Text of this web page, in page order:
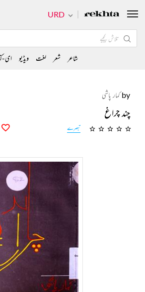
byکمار پاشی
چند چراغ
تبصرے
URD
شاعر شعر لغت ویڈیو ای-